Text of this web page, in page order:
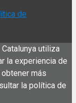
de
utiliza
la experiencia de
más
la política de